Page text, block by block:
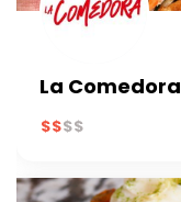
La Comedora